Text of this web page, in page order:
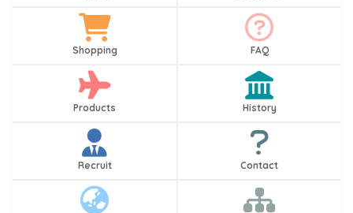
Shopping FAQ
Products History
Recruit Contact